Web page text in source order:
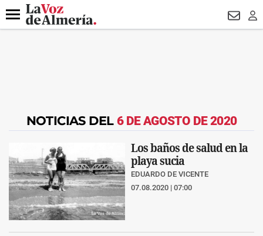
DESTACADO
Menú
NOTICIAS DEL 6 DE AGOSTO DE 2020
Los baños de salud en la
playa sucia
EDUARDO DE VICENTE
07.08.2020 | 07:00